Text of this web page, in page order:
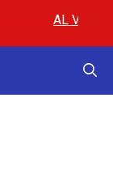
..............AL VIA LE